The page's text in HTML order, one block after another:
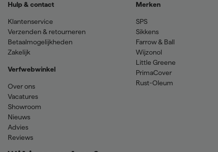
Hulp & contact
Klantenservice
Verzenden & retourneren
Betaalmogelijkheden
Zakelijk
Verfwebwinkel
Over ons
Vacatures
Showroom
Nieuws
Advies
Reviews
Merken
SPS
Sikkens
Farrow & Ball
Wijzonol
Little Greene
PrimaCover
Rust-Oleum